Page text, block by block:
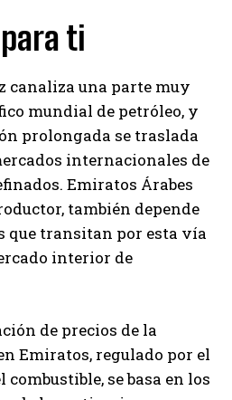
ti
canaliza una parte muy
mundial de petróleo, y
prolongada se traslada
internacionales de
Emiratos Árabes
también depende
que transitan por esta vía
interior de
de precios de la
Emiratos, regulado por el
se basa en los